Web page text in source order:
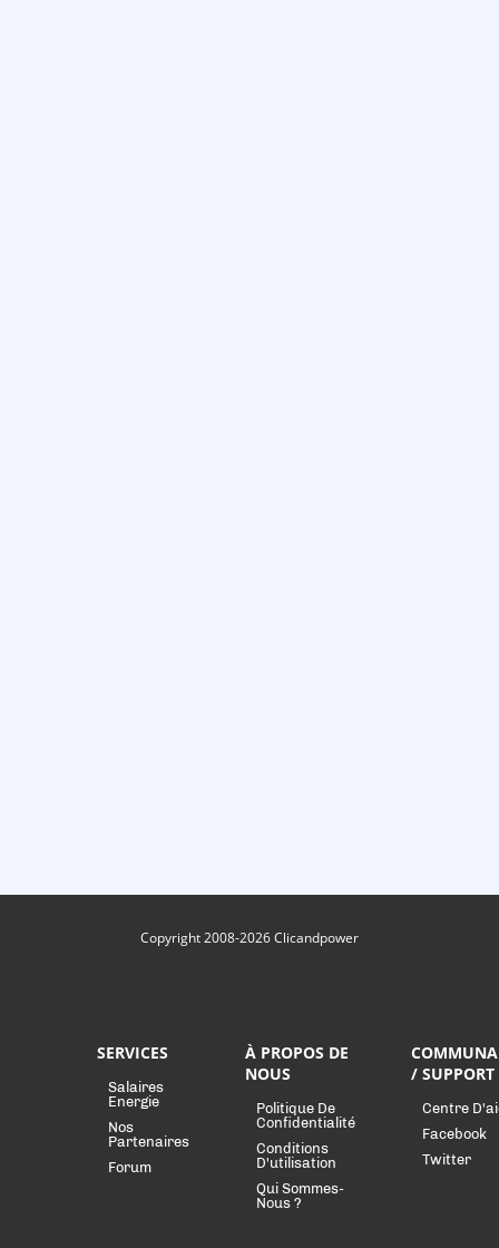
Copyright 2008-2026 Clicandpower
SERVICES
Salaires
Energie
Nos
Partenaires
Forum
À PROPOS DE
NOUS
Politique De
Confidentialité
Conditions
D'utilisation
Qui Sommes-
Nous ?
/ SUPPORT
Centre
Facebook
Twitter